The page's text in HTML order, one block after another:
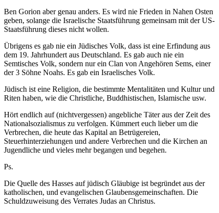
Ben Gorion aber genau anders. Es wird nie Frieden in Nahen Osten
geben, solange die Israelische Staatsführung gemeinsam mit der US-
Staatsführung dieses nicht wollen.
Übrigens es gab nie ein Jüdisches Volk, dass ist eine Erfindung aus
dem 19. Jahrhundert aus Deutschland. Es gab auch nie ein
Semtisches Volk, sondern nur ein Clan von Angehören Sems, einer
der 3 Söhne Noahs. Es gab ein Israelisches Volk.
Jüdisch ist eine Religion, die bestimmte Mentalitäten und Kultur und
Riten haben, wie die Christliche, Buddhistischen, Islamische usw.
Hört endlich auf (nichtvergessen) angebliche Täter aus der Zeit des
Nationalsozialismus zu verfolgen. Kümmert euch lieber um die
Verbrechen, die heute das Kapital an Betrügereien,
Steuerhinterziehungen und andere Verbrechen und die Kirchen an
Jugendliche und vieles mehr begangen und begehen.
Ps.
Die Quelle des Hasses auf jüdisch Gläubige ist begründet aus der
katholischen, und evangelischen Glaubensgemeinschaften. Die
Schuldzuweisung des Verrates Judas an Christus.